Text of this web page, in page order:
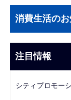
文
こ
ま
で
ビ
ー
消費生活の
注目情報
シティプロモー